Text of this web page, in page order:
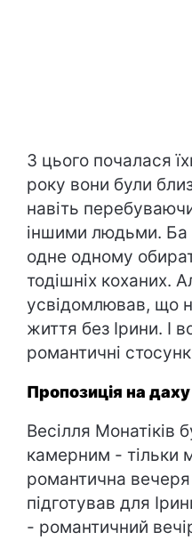
З цього почалася
року вони були
навіть
іншими людьми. Ба
одне одному
тодішніх коханих.
усвідомлював, що
життя без Ірини. І
романтичні
Пропозиція на
Весілля Монатіків
камерним - тільки
романтична
підготував для
- романтичний